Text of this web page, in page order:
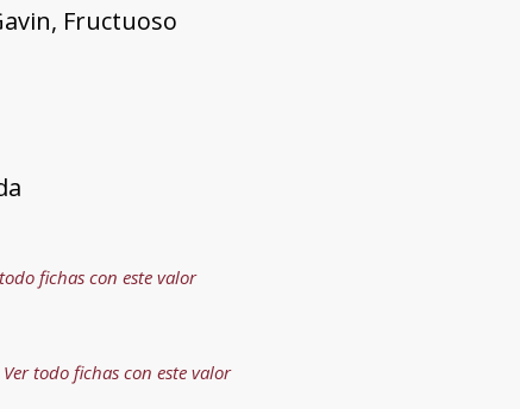
Fructuoso
fichas con este valor
Ver todo fichas con este valor